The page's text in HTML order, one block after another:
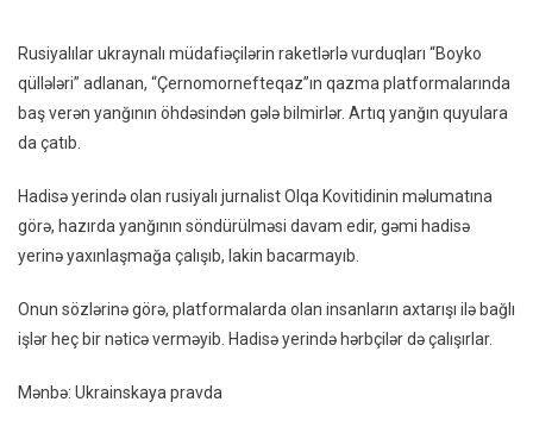
Yanğın
Rusiyalılar ukraynalı müdafiəçilərin raketlərlə vurduqları “Boyko
qüllələri” adlanan, “Çernomornefteqaz”ın qazma platformalarında
baş verən yanğının öhdəsindən gələ bilmirlər. Artıq yanğın quyulara
da çatıb.
Hadisə yerində olan rusiyalı jurnalist Olqa Kovitidinin məlumatına
görə, hazırda yanğının söndürülməsi davam edir, gəmi hadisə
yerinə yaxınlaşmağa çalışıb, lakin bacarmayıb.
Onun sözlərinə görə, platformalarda olan insanların axtarışı ilə bağlı
işlər heç bir nəticə verməyib. Hadisə yerində hərbçilər də çalışırlar.
Mənbə: Ukrainskaya pravda